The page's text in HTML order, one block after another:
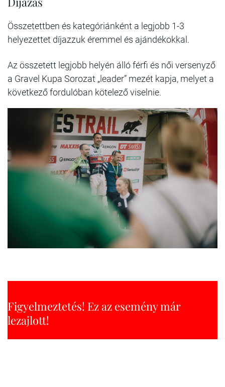
Összetettben és kategóriánként a legjobb 1-3
helyezettet díjazzuk éremmel és ajándékokkal.
Az összetett legjobb helyén álló férfi és női versenyző
a Gravel Kupa Sorozat „leader” mezét kapja, melyet a
következő fordulóban kötelező viselnie.
Figyelmeztetés! Ez az esemény már
lezajlott!